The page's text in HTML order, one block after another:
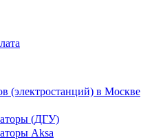
(электростанций) в Москве
(ДГУ)
Aksa